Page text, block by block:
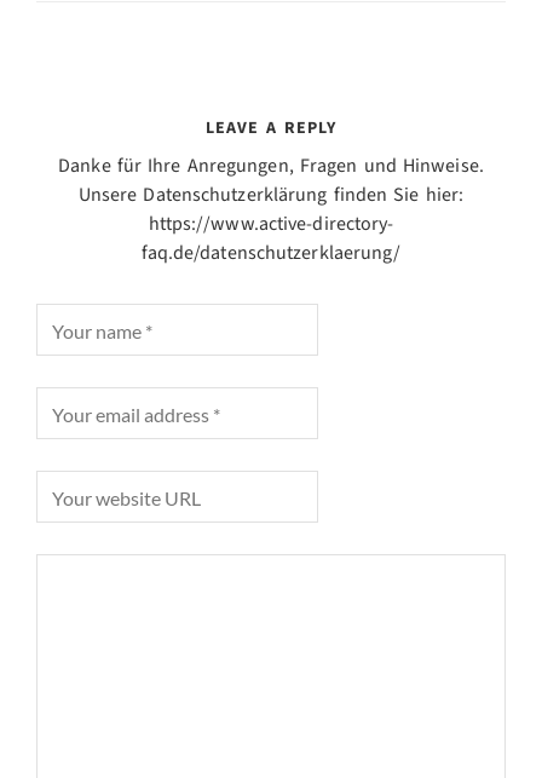
LEAVE A REPLY
Danke für Ihre Anregungen, Fragen und Hinweise.
Unsere Datenschutzerklärung finden Sie hier:
https://www.active-directory-
faq.de/datenschutzerklaerung/